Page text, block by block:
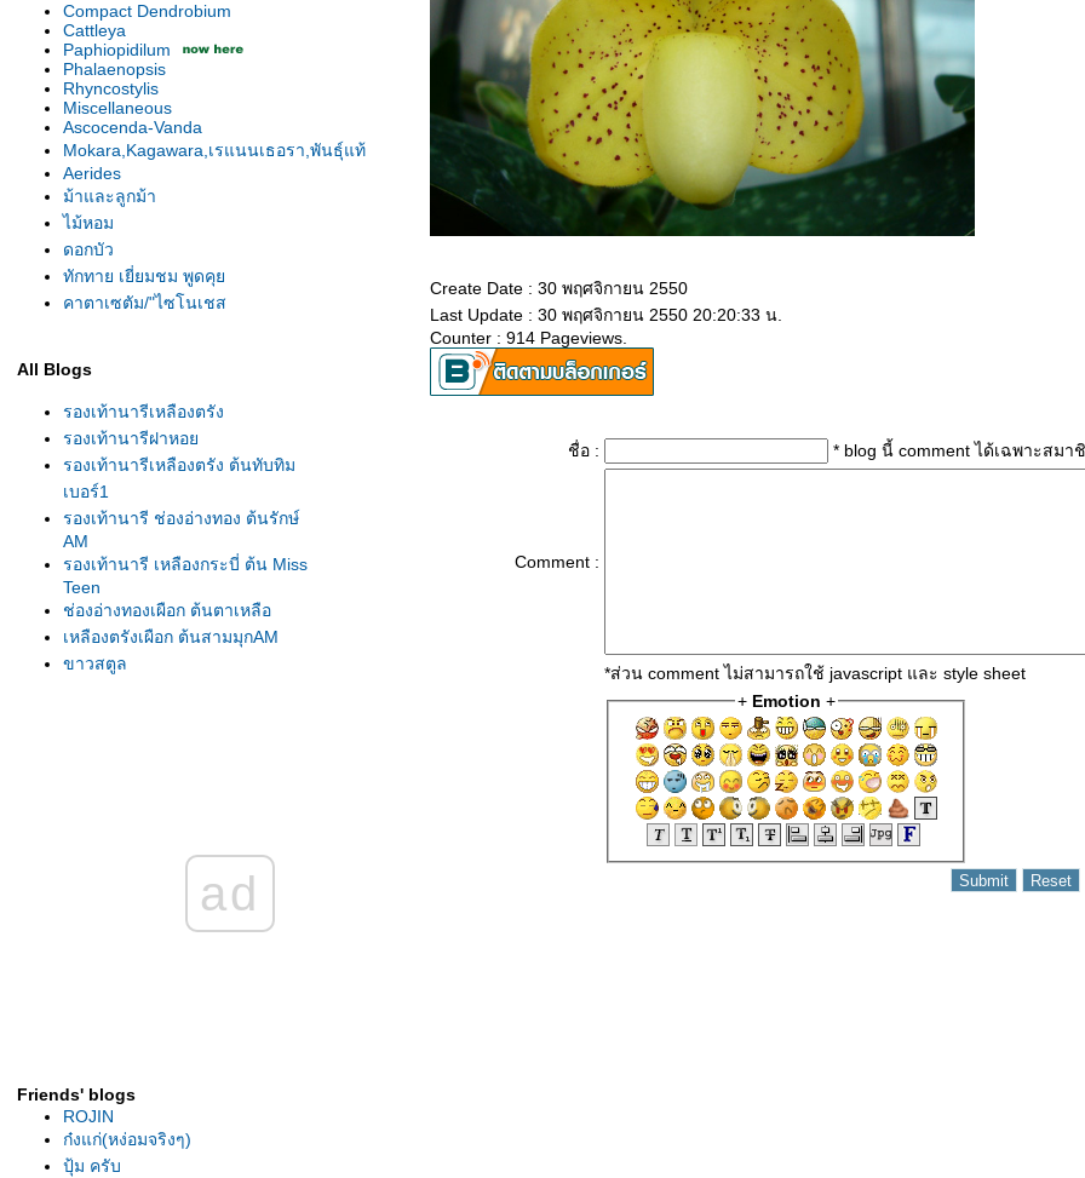
Compact Dendrobium
Cattleya
Paphiopidilum
Phalaenopsis
Rhyncostylis
Miscellaneous
Ascocenda-Vanda
Mokara,Kagawara,เรแนนเธอรา,พันธุ์แท้
Aerides
ม้าและลูกม้า
ไม้หอม
ดอกบัว
ทักทาย เยี่ยมชม พูดคุ
คาตาเซตัม/"ไซโนเชส
All Blogs
รองเท้านารีเหลืองตรัง
รองเท้านารีฝาหอ
รองเท้านารีเหลืองตรัง ต้นทับทิม
เบอร์1
รองเท้านารี ช่องอ่างทอง ต้นรักษ์
AM
รองเท้านารี เหลืองกระบี่ ต้น Miss
Teen
ช่องอ่างทองเผือก ต้นตาเหลือ
เหลืองตรังเผือก ต้นสามมุกAM
ขาวสตูล
รองเท้านารีเหลืองกระบี่ ต้นกระบี่
รองเท้านารีเหลืองกระบี่ ต้นสนธยา
รองเท้านารี เหลืองกระบี่ ต้น" 2 in
1"
รองเท้านารี ขาวสตูล ต้น
ลาดกระบัง
ad
Friends' blogs
ROJIN
ก๋งแก่(หง่อมจริงๆ)
ปุ้ม ครับ
Create Date : 30 พฤศจิกายน 2550
Last Update : 30 พฤศจิกายน 2550 20:20:33 น.
Counter : 914 Pageviews.
ชื่อ : * blog นี้ comment ได้เฉพาะสมา
Comment :
*ส่วน comment ไม่สามารถใช้ javascript และ style sheet
+ Emotion +